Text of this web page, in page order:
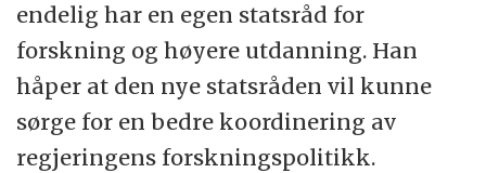
endelig har en egen statsråd for
forskning og høyere utdanning. Han
håper at den nye statsråden vil kunne
sørge for en bedre koordinering av
regjeringens forskningspolitikk.